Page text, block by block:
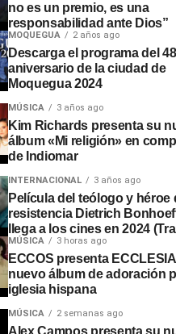
no es un premio, es una
responsabilidad ante Dios”
MOQUEGUA 2 años ago
Descarga el programa del
aniversario de la ciudad de
Moquegua 2024
MÚSICA 3 años ago
Kim Richards presenta su
álbum «Mi religión» en
de Indiomar
INTERNACIONAL 3 años ago
Película del teólogo y héroe
resistencia Dietrich
llega a los cines en 2024
MÚSICA 3 horas ago
ECCOS presenta
nuevo álbum de adoración
iglesia hispana
MÚSICA 2 semanas ago
Alex Campos presenta su